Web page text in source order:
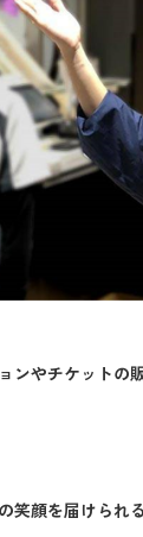
やチケットの
顔を届けら